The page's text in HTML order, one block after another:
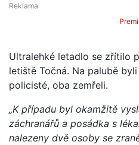
Ultralehké letadlo se zřítilo
letiště Točná. Na palubě
policisté, oba zemřeli.
„K případu byl okamžitě
záchranářů a posádka s
nalezeny dvě osoby se